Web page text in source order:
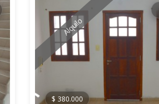
Alquilo
$ 380.000